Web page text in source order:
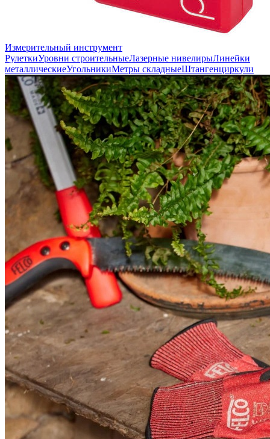
Измерительный инструмент
РулеткиУровни строительныеЛазерные нивелирыЛинейки
металлическиеУгольникиМетры складныеШтангенциркули